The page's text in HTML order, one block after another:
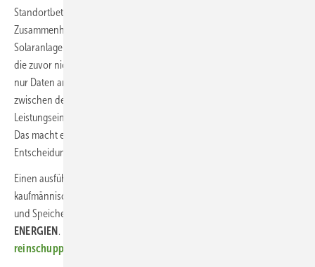
Standortbetreiber entwickelt, damit diese Probleme vorhersehen und
Zusammenhänge erkennen können, um Muster über große
Solaranlagen hinweg zu identifizieren und Erkenntnisse zu gewinnen,
die zuvor nicht möglich waren“, sagt Gil Kroyzer. „Sunnie zeigt nicht
nur Daten an, sondern beseitigt auch die Grenzen der Korrelation
zwischen den Standorten, identifiziert die Ursachen für
Leistungseinbußen und schlägt die besten Korrekturmaßnahmen vor.
Das macht es von einem Überwachungsinstrument zu einem echten
Entscheidungsassistenten“, betont Kroyzer.
Einen ausführlichen Bericht über die neuesten Entwicklungen bei der
kaufmännischen und technischen Betriebsführung von Solaranlagen
und Speichern lesen Sie in der nächsten Ausgabe von
ENERGIEN . Falls Sie noch kein
reinschuppern